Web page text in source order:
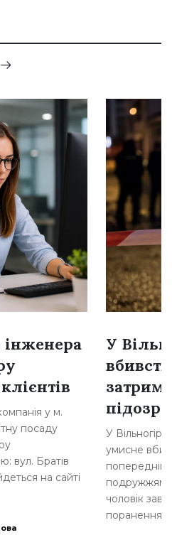
у м.
посаду
вул. Братів
на сайті
У
У
умисне
подружжям
чоловік
поранення.